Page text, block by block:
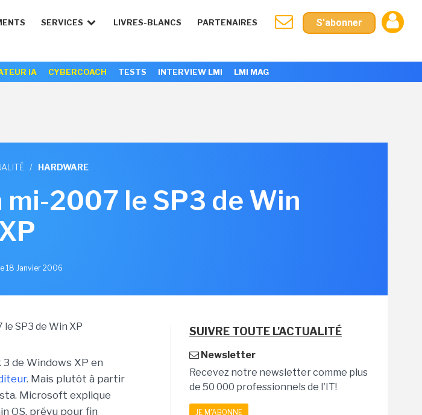
SERVICES LIVRES-BLANCS PARTENAIRES S'abonner
IA CYBERCOACH TESTS INTERVIEW LMI LMI MAG
/ HARDWARE
2007 le SP3 de Win
18 Janvier 2006
de Windows XP en
. Mais plutôt à partir
Microsoft explique
OS, prévu pour fin
SUIVRE TOUTE L'ACTUALITÉ
Newsletter
Recevez notre newsletter comme plus
de 50 000 professionnels de l'IT!
JE M'ABONNE